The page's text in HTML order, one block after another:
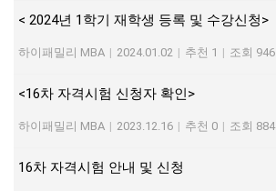
< 2024년 1학기 재학생 등록 및 수강신청>
하이패밀리 MBA | 2024.01.02 | 추천 1 | 조회 946
<16차 자격시험 신청자 확인>
하이패밀리 MBA | 2023.12.16 | 추천 0 | 조회 884
16차 자격시험 안내 및 신청